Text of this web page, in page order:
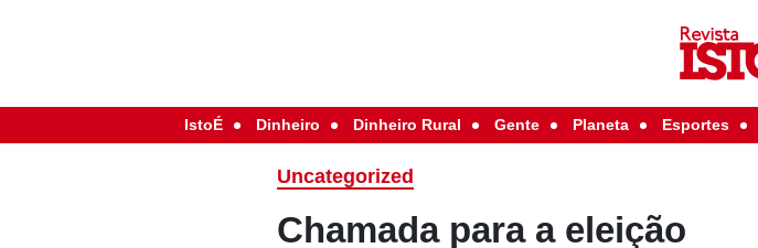
IstoÉ Dinheiro Dinheiro Rural Gente Planeta Esportes
Uncategorized
Chamada para a eleição